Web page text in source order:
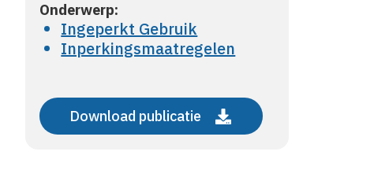
Onderwerp:
Ingeperkt Gebruik
Inperkingsmaatregelen
Download publicatie